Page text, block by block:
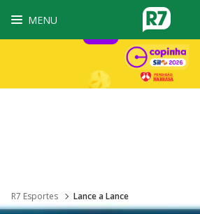
MENU
R7 Esportes Lance a Lance